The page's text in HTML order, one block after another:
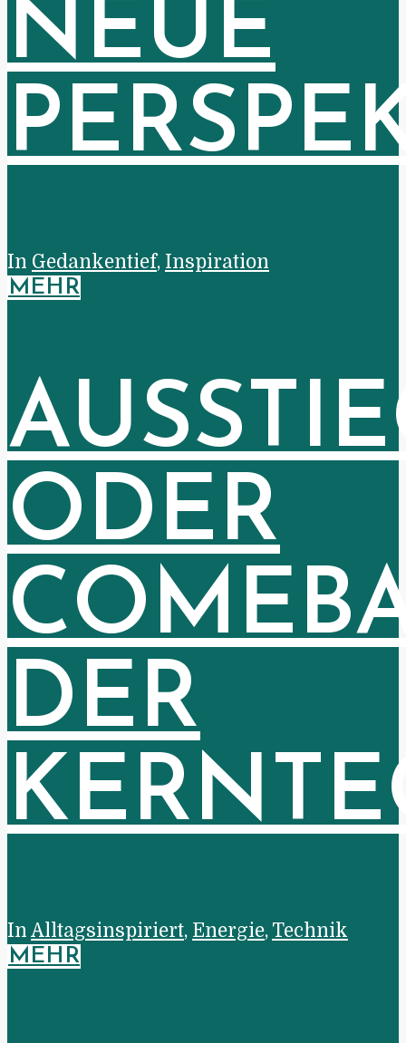
NEUE
In Gedankentief, Inspiration
MEHR
ODER
DER
In Alltagsinspiriert, Energie, Technik
MEHR